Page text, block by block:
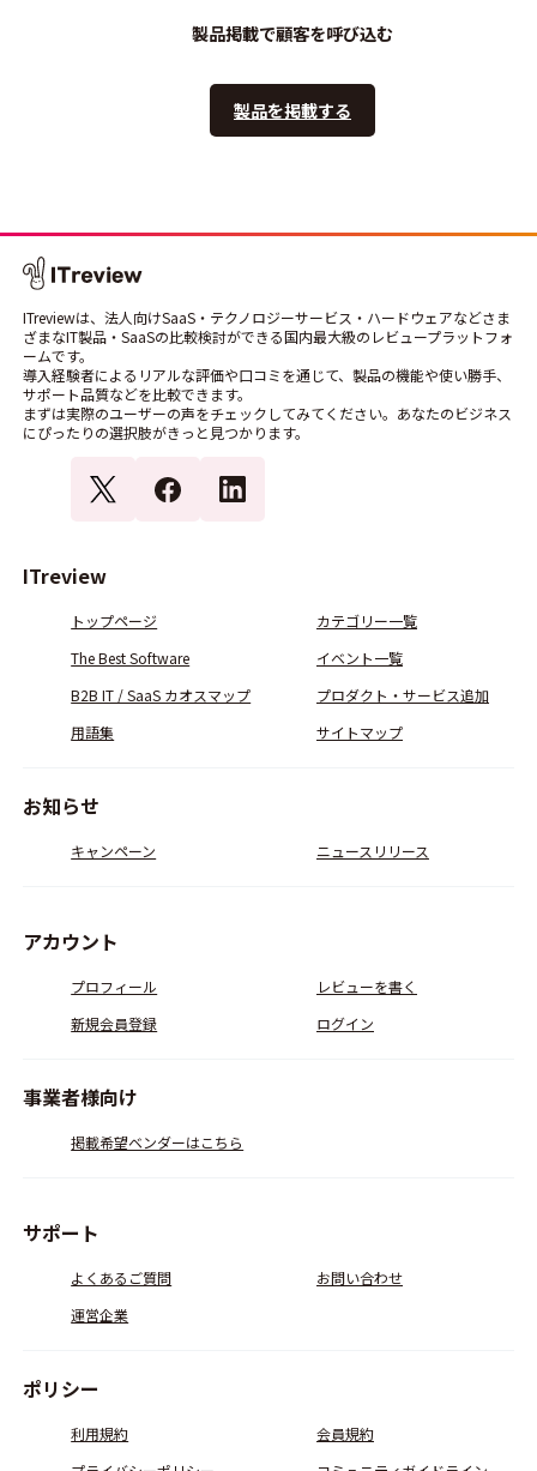
製品掲載で顧客を呼び込む
製品を掲載する
ITreviewは、法人向けSaaS・テクノロジーサービス・ハードウェアなどさま
ざまなIT製品・SaaSの比較検討ができる国内最大級のレビュープラットフォ
ームです。
導入経験者によるリアルな評価や口コミを通じて、製品の機能や使い勝手、
サポート品質などを比較できます。
まずは実際のユーザーの声をチェックしてみてください。あなたのビジネス
にぴったりの選択肢がきっと見つかります。
ITreview
トップページ
カテゴリー一覧
The Best Software
イベント一覧
B2B IT / SaaS カオスマップ
プロダクト・サービス追加
用語集
サイトマップ
お知らせ
キャンペーン ニュースリリース
アカウント
プロフィール
レビューを書く
新規会員登録
ログイン
事業者様向け
掲載希望ベンダーはこちら
サポート
よくあるご質問
お問い合わせ
運営企業
ポリシー
利用規約
会員規約